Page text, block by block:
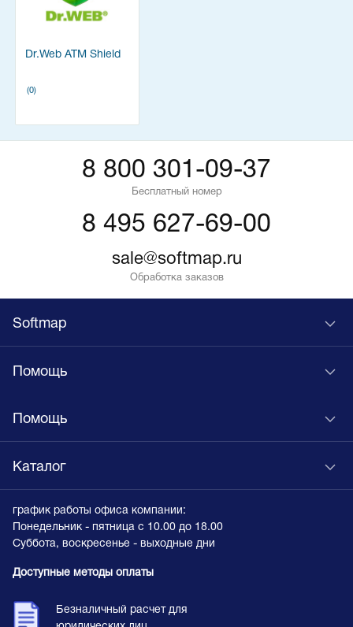
Dr.Web ATM Shield
(0)
8 800 301-09-37
Бесплатный номер
8 495 627-69-00
sale@softmap.ru
Обработка заказов
Softmap
Помощь
Помощь
Каталог
график работы офиса компании:
Понедельник - пятница с 10.00 до 18.00
Суббота, воскресенье - выходные дни
Доступные методы оплаты
Безналичный расчет для